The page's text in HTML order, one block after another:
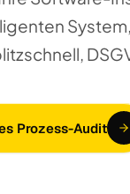
Prozess-Audit